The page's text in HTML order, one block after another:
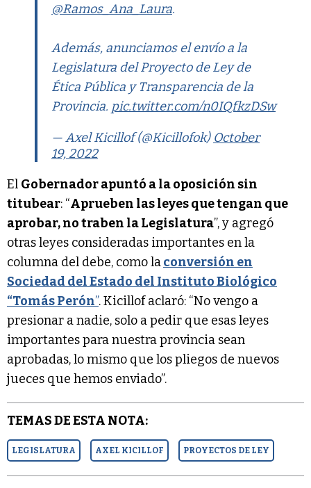
@Ramos_Ana_Laura.
Además, anunciamos el envío a la
Legislatura del Proyecto de Ley de
Ética Pública y Transparencia de la
Provincia. pic.twitter.com/n0IQfkzDSw
— Axel Kicillof (@Kicillofok) October
19, 2022
El Gobernador apuntó a la oposición sin
titubear: “Aprueben las leyes que tengan que
aprobar, no traben la Legislatura”, y agregó
otras leyes consideradas importantes en la
columna del debe, como laconversión en
Sociedad del Estado del Instituto Biológico
“Tomás Perón”. Kicillof aclaró: “No vengo a
presionar a nadie, solo a pedir que esas leyes
importantes para nuestra provincia sean
aprobadas, lo mismo que los pliegos de nuevos
jueces que hemos enviado”.
TEMAS DE ESTA NOTA:
LEGISLATURA AXEL KICILLOF PROYECTOS DE LEY